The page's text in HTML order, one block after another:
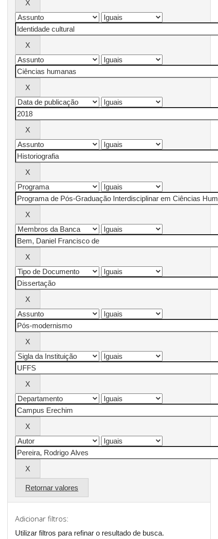
Retornar valores
Adicionar filtros:
Utilizar filtros para refinar o resultado de busca.